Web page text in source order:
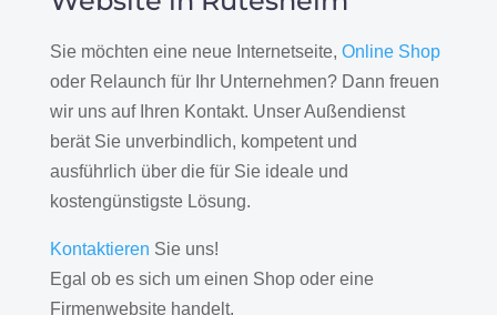
Sie möchten eine neue Internetseite, Online Shop
oder Relaunch für Ihr Unternehmen? Dann freuen
wir uns auf Ihren Kontakt. Unser Außendienst
berät Sie unverbindlich, kompetent und
ausführlich über die für Sie ideale und
kostengünstigste Lösung.
Kontaktieren Sie uns!
Egal ob es sich um einen Shop oder eine
Firmenwebsite handelt.